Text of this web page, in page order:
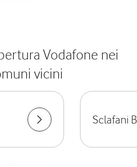
Vodafone nei
vicini
Sclafani